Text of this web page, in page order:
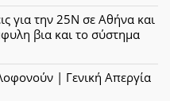
για την 25Ν σε Αθήνα και
βια και το σύστημα
| Γενική Απεργία